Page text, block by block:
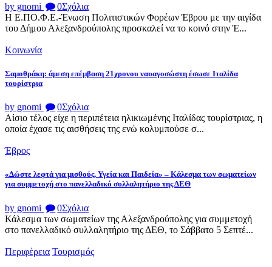
by gnomi 0Σχόλια
Η Ε.ΠΟ.Φ.Ε.-Ένωση Πολιτιστικών Φορέων Έβρου με την αιγίδα
του Δήμου Αλεξανδρούπολης προσκαλεί να το κοινό στην Έ...
Κοινωνία
Σαμοθράκη: άμεση επέμβαση 21χρονου ναυαγοσώστη έσωσε Ιταλίδα
τουρίστρια
by gnomi 0Σχόλια
Αίσιο τέλος είχε η περιπέτεια ηλικιωμένης Ιταλίδας τουρίστριας, η
οποία έχασε τις αισθήσεις της ενώ κολυμπούσε σ...
Έβρος
«Δώστε λεφτά για μισθούς, Υγεία και Παιδεία» – Κάλεσμα των σωματείων
για συμμετοχή στο πανελλαδικό συλλαλητήριο της ΔΕΘ
by gnomi 0Σχόλια
Κάλεσμα των σωματείων της Αλεξανδρούπολης για συμμετοχή
στο πανελλαδικό συλλαλητήριο της ΔΕΘ, το Σάββατο 5 Σεπτέ...
Περιφέρεια Τουρισμός